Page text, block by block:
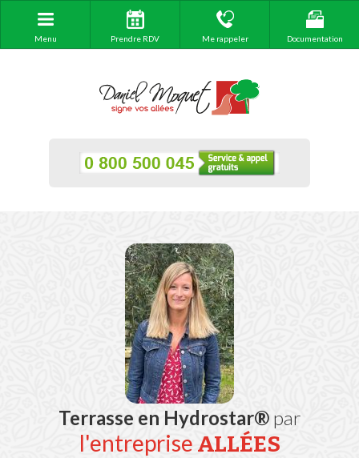
Menu Prendre RDV Me rappeler Documentation
Terrasse en Hydrostar®par
l'entreprise ALLÉES